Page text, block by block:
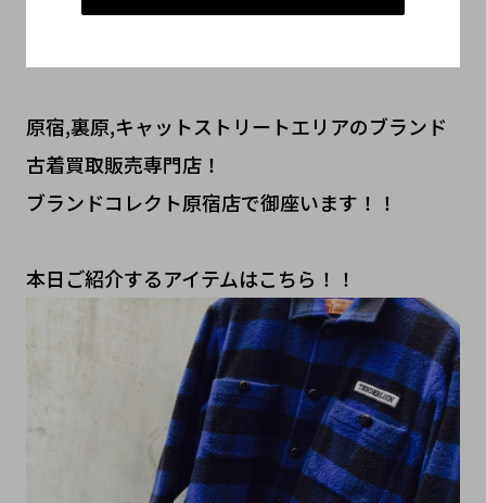
原宿,裏原,キャットストリートエリアのブランド
古着買取販売専門店！
ブランドコレクト原宿店で御座います！！
本日ご紹介するアイテムはこちら！！